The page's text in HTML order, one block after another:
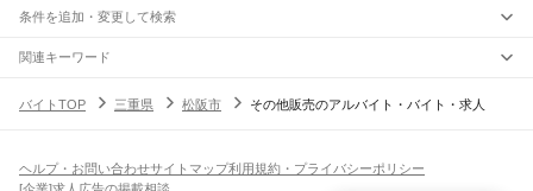
条件を追加・変更して検索
市区町村を追加・変更
三重県すべて
駅を追加・変更
長島駅 桑名駅朝日駅 富田駅 富田浜駅四日市駅 南四日市駅 河原田駅
井田川駅亀山駅
飲食・フードサービス
飲食・フードサービス
特徴を追加・変更
関連キーワード
三重県 松阪市 営業・販売 アウトレット三重県 松阪市 営業・販売 スーパー
バイトTOP 三重県 松阪市 その他販売のアルバイト・バイト・求人
ヘルプ・お問い合わせサイトマップ利用規約・プライバシーポリシー